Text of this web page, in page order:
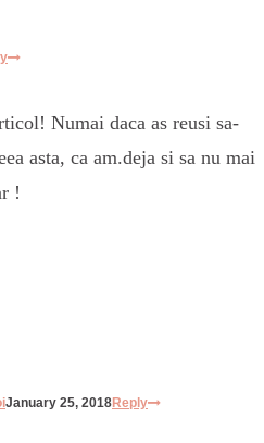
Numai daca as reusi sa-
asta, ca am.deja si sa nu mai
!
January 25, 2018Reply